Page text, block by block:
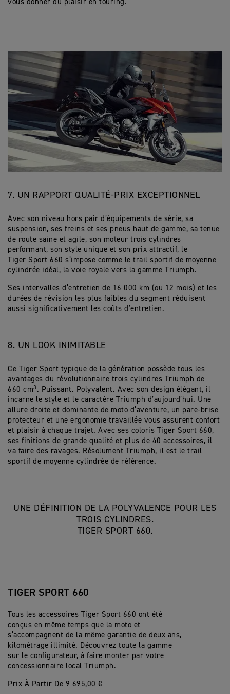
vous donner du plaisir en touring.
7. UN RAPPORT QUALITÉ-PRIX EXCEPTIONNEL
Avec son niveau hors pair d’équipements de série, sa
suspension, ses freins et ses pneus haut de gamme, sa tenue
de route saine et agile, son moteur trois cylindres
performant, son style unique et son prix attractif, le
Tiger Sport 660 s’impose comme le trail sportif de moyenne
cylindrée idéal, la voie royale vers la gamme Triumph.
Ses intervalles d’entretien de 16 000 km (ou 12 mois) et les
durées de révision les plus faibles du segment réduisent
aussi significativement les coûts d’entretien.
8. UN LOOK INIMITABLE
Ce Tiger Sport typique de la génération possède tous les
avantages du révolutionnaire trois cylindres Triumph de
660 cm3 . Puissant. Polyvalent. Avec son design élégant, il
incarne le style et le caractère Triumph d’aujourd’hui. Une
allure droite et dominante de moto d’aventure, un pare-brise
protecteur et une ergonomie travaillée vous assurent confort
et plaisir à chaque trajet. Avec ses coloris Tiger Sport 660,
ses finitions de grande qualité et plus de 40 accessoires, il
va faire des ravages. Résolument Triumph, il est le trail
sportif de moyenne cylindrée de référence.
UNE DÉFINITION DE LA POLYVALENCE POUR LES
TROIS CYLINDRES.
TIGER SPORT 660.
TIGER SPORT 660
Tous les accessoires Tiger Sport 660 ont été
conçus en même temps que la moto et
s’accompagnent de la même garantie de deux ans,
kilométrage illimité. Découvrez toute la gamme
sur le configurateur, à faire monter par votre
concessionnaire local Triumph.
Prix À Partir De 9 695,00 €